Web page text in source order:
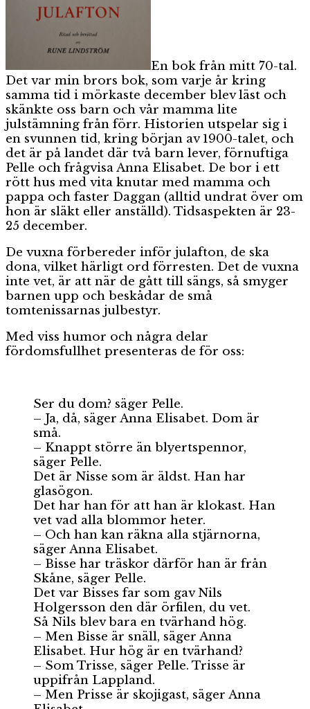
En bok från mitt 70-tal.
Det var min brors bok, som varje år kring
samma tid i mörkaste december blev läst och
skänkte oss barn och vår mamma lite
julstämning från förr. Historien utspelar sig i
en svunnen tid, kring början av 1900-talet, och
det är på landet där två barn lever, förnuftiga
Pelle och frågvisa Anna Elisabet. De bor i ett
rött hus med vita knutar med mamma och
pappa och faster Daggan (alltid undrat över om
hon är släkt eller anställd). Tidsaspekten är 23-
25 december.
De vuxna förbereder inför julafton, de ska
dona, vilket härligt ord förresten. Det de vuxna
inte vet, är att när de gått till sängs, så smyger
barnen upp och beskådar de små
tomtenissarnas julbestyr.
Med viss humor och några delar
fördomsfullhet presenteras de för oss:
Ser du dom? säger Pelle.
– Ja, då, säger Anna Elisabet. Dom är
små.
– Knappt större än blyertspennor,
säger Pelle.
Det är Nisse som är äldst. Han har
glasögon.
Det har han för att han är klokast. Han
vet vad alla blommor heter.
– Och han kan räkna alla stjärnorna,
säger Anna Elisabet.
– Bisse har träskor därför han är från
Skåne, säger Pelle.
Det var Bisses far som gav Nils
Holgersson den där örfilen, du vet.
Så Nils blev bara en tvärhand hög.
– Men Bisse är snäll, säger Anna
Elisabet. Hur hög är en tvärhand?
– Som Trisse, säger Pelle. Trisse är
uppifrån Lappland.
– Men Prisse är skojigast, säger Anna